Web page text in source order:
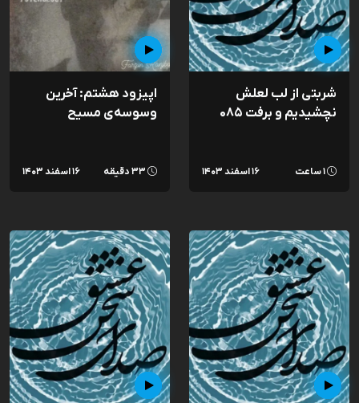
شربتی از لب لعلش
نچشیدیم و برفت ۰۸۵
۱۶ اسفند ۱۴۰۳
اپیزود هشتم: آخرین
وسوسه‌ی مسیح
۱۶ اسفند ۱۴۰۳